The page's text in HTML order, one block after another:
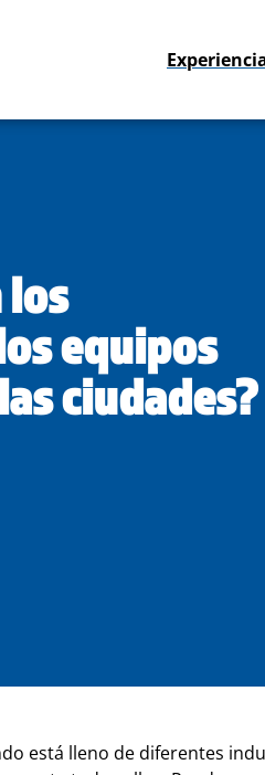
los
equipos
ciudades?
está lleno de diferentes